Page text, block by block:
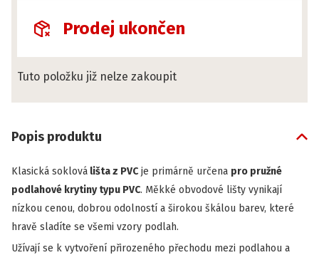
Prodej ukončen
Tuto položku již nelze zakoupit
Popis produktu
Klasická soklová lišta z PVCje primárně určena pro pružné
podlahové krytiny typu PVC. Měkké obvodové lišty vynikají
nízkou cenou, dobrou odolností a širokou škálou barev, které
hravě sladíte se všemi vzory podlah.
Užívají se k vytvoření přirozeného přechodu mezi podlahou a